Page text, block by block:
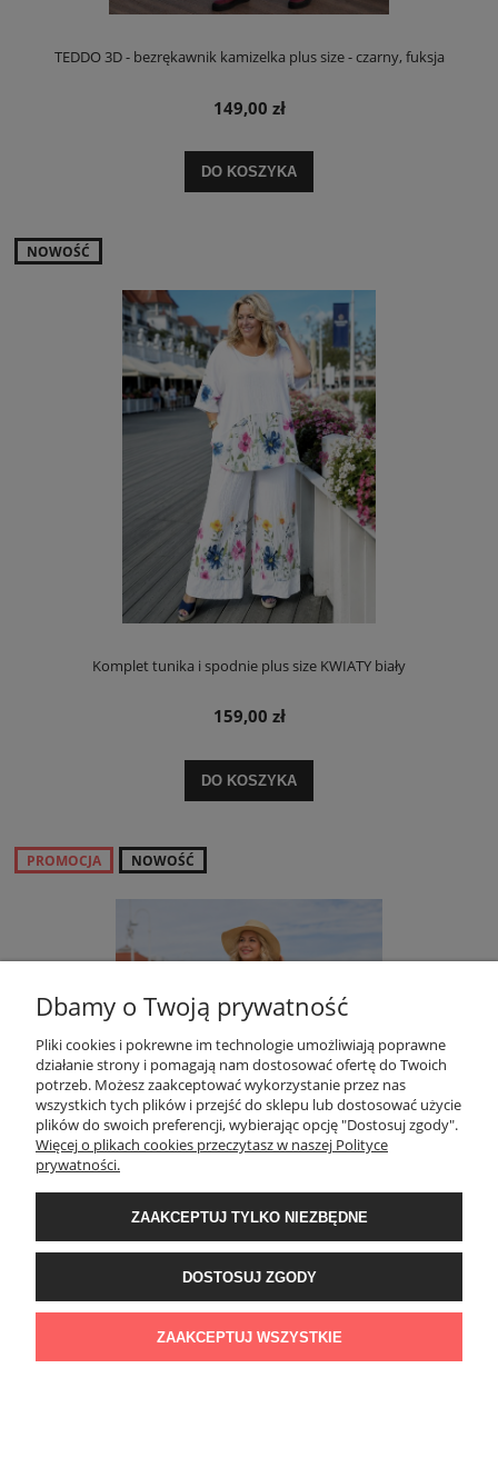
TEDDO 3D - bezrękawnik kamizelka plus size - czarny, fuksja
149,00 zł
DO KOSZYKA
Komplet tunika i spodnie plus size KWIATY biały
159,00 zł
DO KOSZYKA
NOWOŚĆ
JAK MALOWANA - wiskozowa sukienka plus size / oversize -
Cena regularna:139,00 zł
PROMOCJA NOWOŚĆ
Dbamy o Twoją prywatność
Pliki cookies i pokrewne im technologie umożliwiają poprawne
działanie strony i pomagają nam dostosować ofertę do Twoich
potrzeb. Możesz zaakceptować wykorzystanie przez nas
wszystkich tych plików i przejść do sklepu lub dostosować użycie
plików do swoich preferencji, wybierając opcję "Dostosuj zgody".
Więcej o plikach cookies przeczytasz w naszej Polityce
prywatności.
ZAAKCEPTUJ TYLKO NIEZBĘDNE
DOSTOSUJ ZGODY
ZAAKCEPTUJ WSZYSTKIE